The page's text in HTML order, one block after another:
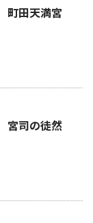
町田天満宮
司の徒然